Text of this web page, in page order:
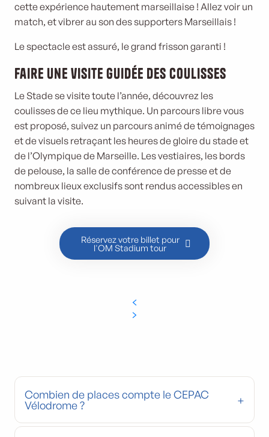
cette expérience hautement marseillaise ! Allez voir un
match, et vibrer au son des supporters Marseillais !
Le spectacle est assuré, le grand frisson garanti !
Faire une visite guidée des coulisses
Le Stade se visite toute l’année, découvrez les
coulisses de ce lieu mythique. Un parcours libre vous
est proposé, suivez un parcours animé de témoignages
et de visuels retraçant les heures de gloire du stade et
de l’Olympique de Marseille. Les vestiaires, les bords
de pelouse, la salle de conférence de presse et de
nombreux lieux exclusifs sont rendus accessibles en
suivant la visite.
Réservez votre billet pour
l'OM Stadium tour
Combien de places compte le CEPAC
Vélodrome ?